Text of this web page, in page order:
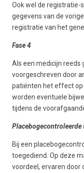
Ook wel de registratie-
gegevens van de
registratie van het
Fase 4
Als een medicijn reeds
voorgeschreven door
patiënten het effect op
worden eventuele
tijdens de
Placebogecontroleerde
Bij een
toegediend. Op deze
voordeel, ervaren door